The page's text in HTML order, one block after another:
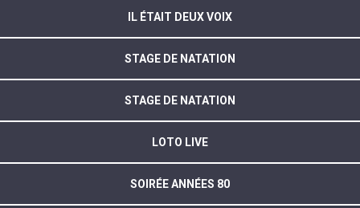
IL ÉTAIT DEUX VOIX
STAGE DE NATATION
STAGE DE NATATION
LOTO LIVE
SOIRÉE ANNÉES 80